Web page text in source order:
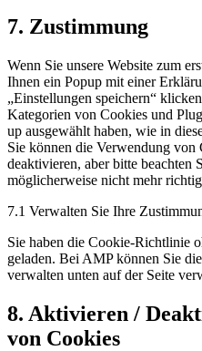
7. Zustimmung
Wenn Sie unsere Website zum
Ihnen ein Popup mit einer
„Einstellungen speichern“
Kategorien von Cookies und
up ausgewählt haben, wie in
Sie können die Verwendung
deaktivieren, aber bitte beachten
möglicherweise nicht mehr
7.1 Verwalten Sie Ihre
Sie haben die Cookie-Richtlinie
geladen. Bei AMP können Sie
verwalten unten auf der Seite
8. Aktivieren /
von Cookies